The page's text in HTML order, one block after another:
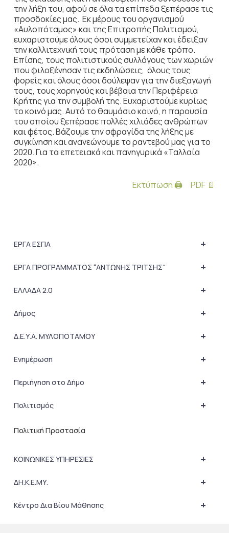
την λήξη του, αφού σε όλα τα επίπεδα ξεπέρασε τις
προσδοκίες μας. Εκ μέρους του οργανισμού
«Αυλοπόταμος» και της Επιτροπής Πολιτισμού,
ευχαριστούμε όλους όσοι συμμετείχαν και έδειξαν
την καλλιτεχνική τους πρόταση με κάθε τρόπο.
Επίσης, τους πολιτιστικούς συλλόγους των χωριών
που φιλοξένησαν τις εκδηλώσεις, όλους τους
φορείς και όλους όσοι δούλεψαν για την διεξαγωγή
τους, τους χορηγούς και βέβαια την Περιφέρεια
Κρήτης για την συμβολή της. Ευχαριστούμε κυρίως
το κοινό μας. Αυτό το θαυμάσιο κοινό, η παρουσία
του οποίου ξεπέρασε πολλές χιλιάδες ανθρώπων
και φέτος. Βάζουμε την σφραγίδα της λήξης με
συγκίνηση και ανανεώνουμε το ραντεβού μας για το
2020. Για τα επετειακά και πανηγυρικά «Ταλλαία
2020».
Εκτύπωση 🖨
PDF 📄
+
ΕΡΓΑ ΕΣΠΑ
+
ΕΡΓΑ ΠΡΟΓΡΑΜΜΑΤΟΣ “ΑΝΤΩΝΗΣ ΤΡΙΤΣΗΣ”
+
ΕΛΛΑΔΑ 2.0
+
Δήμος
+
Δ.Ε.Υ.Α. ΜΥΛΟΠΟΤΑΜΟΥ
+
Ενημέρωση
+
Περιήγηση στο Δήμο
+
Πολιτισμός
Πολιτική Προστασία
+
ΚΟΙΝΩΝΙΚΕΣ ΥΠΗΡΕΣΙΕΣ
+
ΔΗ.Κ.Ε.ΜΥ.
+
Κέντρο Δια Βίου Μάθησης